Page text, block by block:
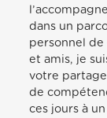
dans un
personnel
et amis, je
votre partage
de
ces jours à